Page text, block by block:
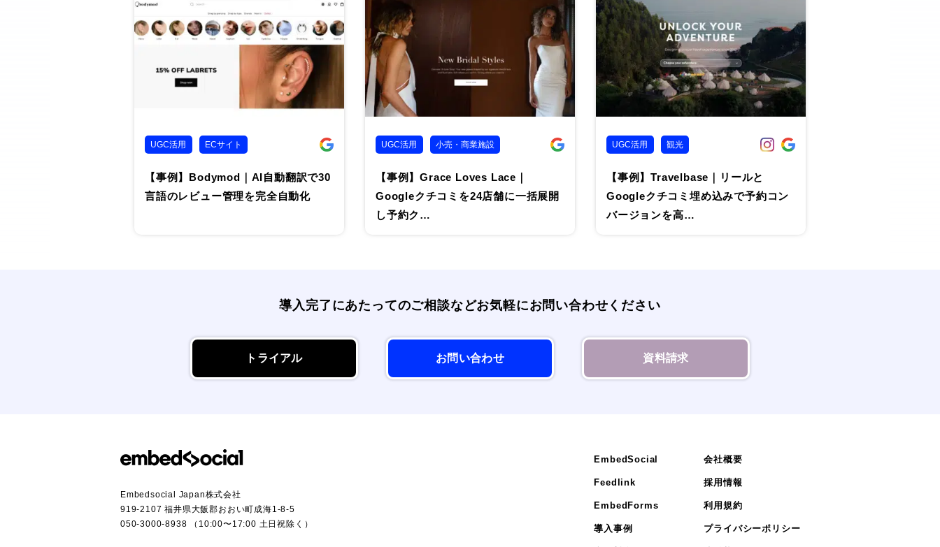
UGC活用 ECサイト
【事例】Bodymod｜AI自動翻訳で30
言語のレビュー管理を完全自動化
UGC活用 小売・商業施設
【事例】Grace Loves Lace｜
Googleクチコミを24店舗に一括展開
し予約ク…
UGC活用 観光
【事例】Travelbase｜リールと
Googleクチコミ埋め込みで予約コン
バージョンを高…
導入完了にあたってのご相談などお気軽にお問い合わせください
トライアル お問い合わせ 資料請求
Embedsocial Japan株式会社
919-2107 福井県大飯郡おおい町成海1-8-5
050-3000-8938 （10:00〜17:00 土日祝除く）
EmbedSocial
Feedlink
EmbedForms
導入事例
会社概要
採用情報
利用規約
プライバシーポリシー